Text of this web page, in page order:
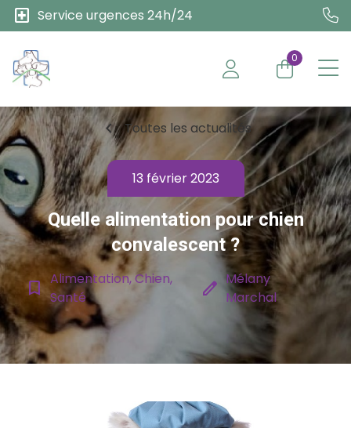
local_hospital Service urgences 24h/24
0
chevron_left Toutes les actualités
13 février 2023
Quelle alimentation pour chien
convalescent ?
bookmark_border Alimentation, Chien,
Santé
edit Mélany
Marchal